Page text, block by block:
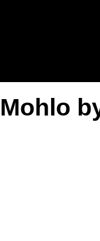
Mohlo